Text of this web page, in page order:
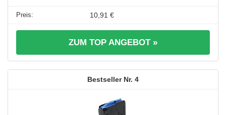
10,91 €
ZUM TOP ANGEBOT »
4